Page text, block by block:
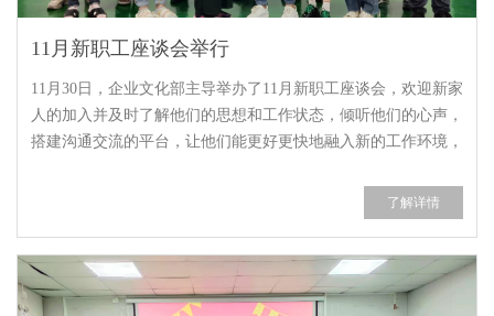
11月新职工座谈会举行
11月30日，企业文化部主导举办了11月新职工座谈会，欢迎新家
人的加入并及时了解他们的思想和工作状态，倾听他们的心声，
搭建沟通交流的平台，让他们能更好更快地融入新的工作环境，
了解详情